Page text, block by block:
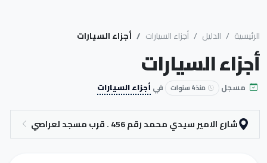
الرئيسية الدليل أجزاء السيارات أجزاء السيارات
أجزاء السيارات
مسجل منذ 4 سنوات في أجزاء السيارات
شارع الامير سيدي محمد رقم 456 . قرب مسجد لعراصي